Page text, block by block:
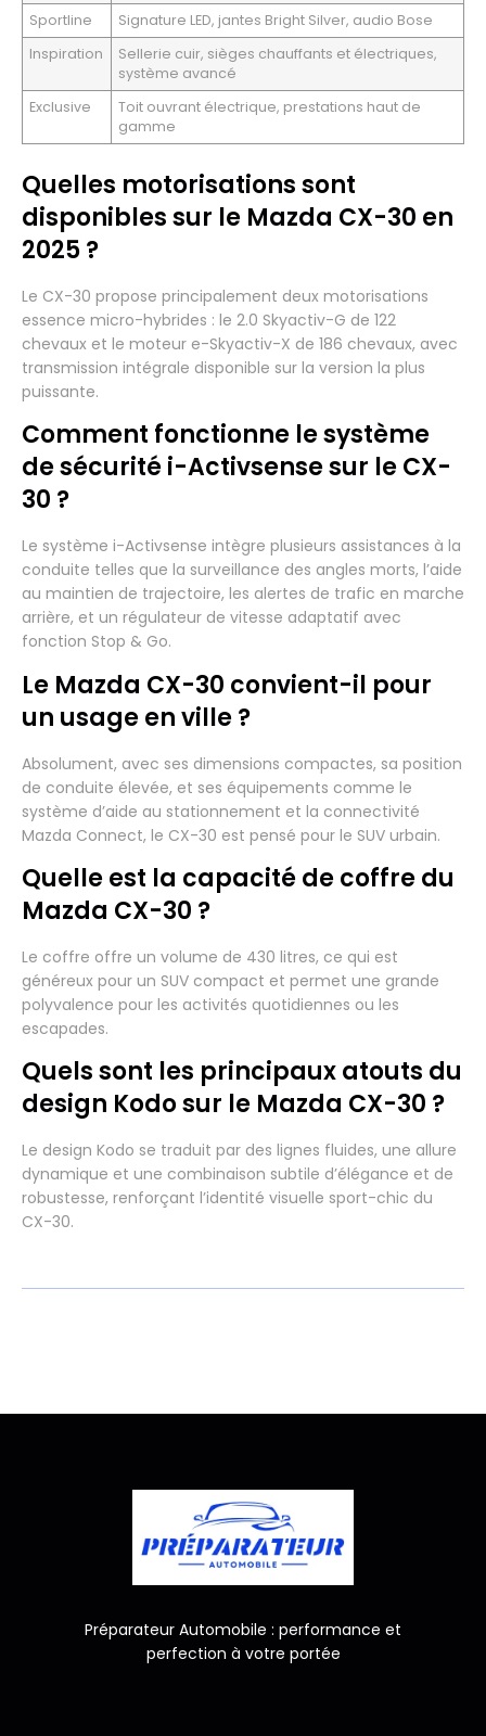
Sportline
Signature LED, jantes Bright Silver, audio Bose
Inspiration
Sellerie cuir, sièges chauffants et électriques,
système avancé
Exclusive
Toit ouvrant électrique, prestations haut de
gamme
Quelles motorisations sont
disponibles sur le Mazda CX-30 en
2025 ?
Le CX-30 propose principalement deux motorisations
essence micro-hybrides : le 2.0 Skyactiv-G de 122
chevaux et le moteur e-Skyactiv-X de 186 chevaux, avec
transmission intégrale disponible sur la version la plus
puissante.
Comment fonctionne le système
de sécurité i-Activsense sur le CX-
30 ?
Le système i-Activsense intègre plusieurs assistances à la
conduite telles que la surveillance des angles morts, l’aide
au maintien de trajectoire, les alertes de trafic en marche
arrière, et un régulateur de vitesse adaptatif avec
fonction Stop & Go.
Le Mazda CX-30 convient-il pour
un usage en ville ?
Absolument, avec ses dimensions compactes, sa position
de conduite élevée, et ses équipements comme le
système d’aide au stationnement et la connectivité
Mazda Connect, le CX-30 est pensé pour le SUV urbain.
Quelle est la capacité de coffre du
Mazda CX-30 ?
Le coffre offre un volume de 430 litres, ce qui est
généreux pour un SUV compact et permet une grande
polyvalence pour les activités quotidiennes ou les
escapades.
Quels sont les principaux atouts du
design Kodo sur le Mazda CX-30 ?
Le design Kodo se traduit par des lignes fluides, une allure
dynamique et une combinaison subtile d’élégance et de
robustesse, renforçant l’identité visuelle sport-chic du
CX-30.
Préparateur Automobile : performance et
perfection à votre portée